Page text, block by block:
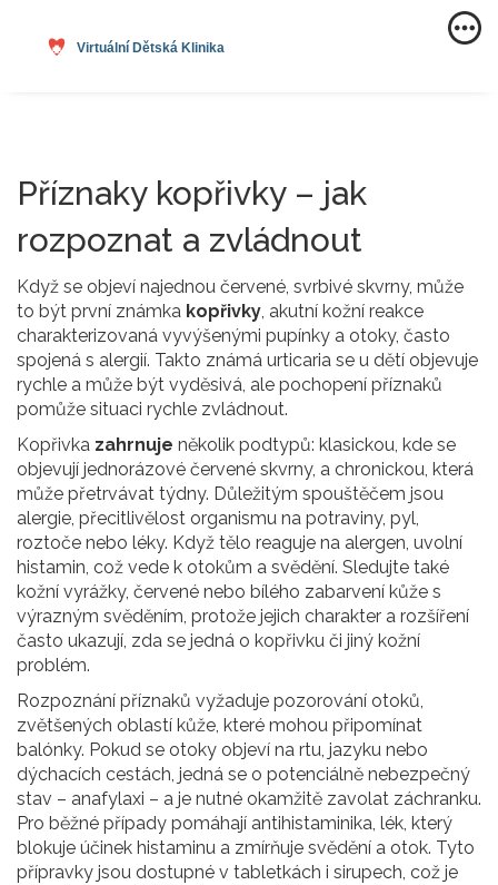
Příznaky kopřivky – jak
rozpoznat a zvládnout
Když se objeví najednou červené, svrbivé skvrny, může
to být první známka kopřivky, akutní kožní reakce
charakterizovaná vyvýšenými pupínky a otoky, často
spojená s alergií. Takto známá urticaria se u dětí objevuje
rychle a může být vyděsivá, ale pochopení příznaků
pomůže situaci rychle zvládnout.
Kopřivka zahrnuje několik podtypů: klasickou, kde se
objevují jednorázové červené skvrny, a chronickou, která
může přetrvávat týdny. Důležitým spouštěčem jsou
alergie, přecitlivělost organismu na potraviny, pyl,
roztoče nebo léky. Když tělo reaguje na alergen, uvolní
histamin, což vede k otokům a svědění. Sledujte také
kožní vyrážky, červené nebo bílého zabarvení kůže s
výrazným svěděním, protože jejich charakter a rozšíření
často ukazují, zda se jedná o kopřivku či jiný kožní
problém.
Rozpoznání příznaků vyžaduje pozorování otoků,
zvětšených oblastí kůže, které mohou připomínat
balónky. Pokud se otoky objeví na rtu, jazyku nebo
dýchacích cestách, jedná se o potenciálně nebezpečný
stav – anafylaxi – a je nutné okamžitě zavolat záchranku.
Pro běžné případy pomáhají antihistaminika, lék, který
blokuje účinek histaminu a zmírňuje svědění a otok. Tyto
přípravky jsou dostupné v tabletkách i sirupech, což je